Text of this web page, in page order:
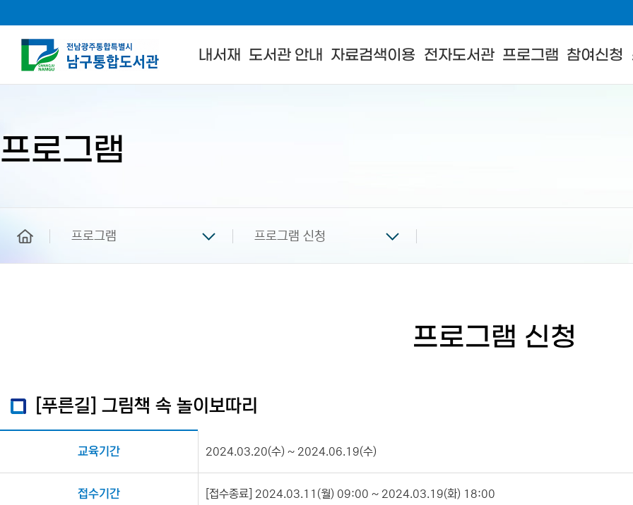
내서재 도서관 안내 자료검색이용 전자도서관 프로그램 참여신청
작
프로그램
프로그램 프로그램 신청
프로그램 신청
[푸른길] 그림책 속 놀이보따리
교육기간 2024.03.20(수) ~ 2024.06.19(수)
접수기간 [접수종료] 2024.03.11(월) 09:00 ~ 2024.03.19(화) 18:00